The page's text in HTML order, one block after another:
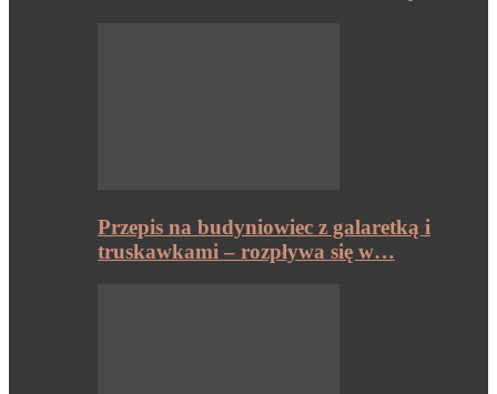
Przepis na budyniowiec z galaretką i
truskawkami – rozpływa się w…